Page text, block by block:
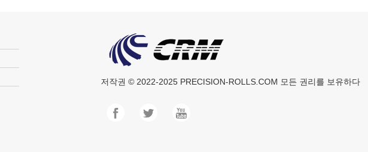
저작권 © 2022-2025 PRECISION-ROLLS.COM 모든 권리를 보유하다